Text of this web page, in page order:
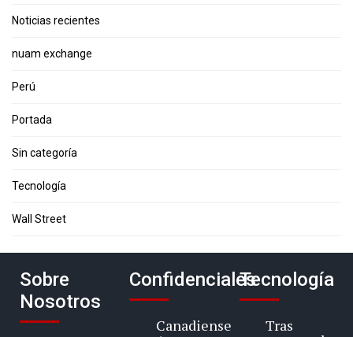
Noticias recientes
nuam exchange
Perú
Portada
Sin categoría
Tecnología
Wall Street
Sobre
Nosotros
Confidenciales
Canadiense
Tecnología
Tras